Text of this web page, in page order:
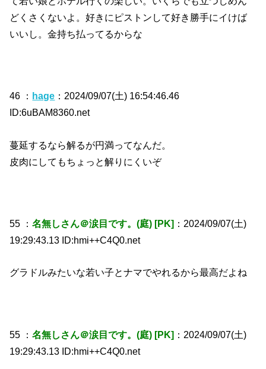
どくさくないよ。好きにピストンして好き勝手にイけば
いいし。金持ち払ってるからな
46 ： hage ：2024/09/07(土) 16:54:46.46
ID:6uBAM8360.net
蔓延するなら解るが円満ってなんだ。
皮肉にしてもちょっと解りにくいぞ
55 ：名無しさん＠涙目です。(庭) [PK] ：2024/09/07(土)
19:29:43.13 ID:hmi++C4Q0.net
グラドルみたいな若い子とナマでやれるから最高だよね
55 ：名無しさん＠涙目です。(庭) [PK] ：2024/09/07(土)
19:29:43.13 ID:hmi++C4Q0.net